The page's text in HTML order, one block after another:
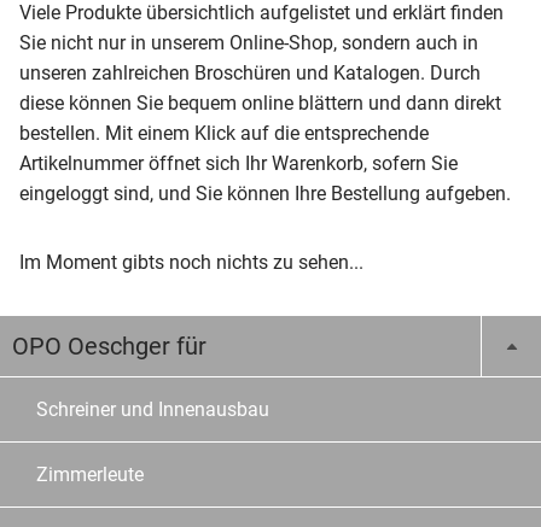
Viele Produkte übersichtlich aufgelistet und erklärt finden
Sie nicht nur in unserem Online-Shop, sondern auch in
unseren zahlreichen Broschüren und Katalogen. Durch
diese können Sie bequem online blättern und dann direkt
bestellen. Mit einem Klick auf die entsprechende
Artikelnummer öffnet sich Ihr Warenkorb, sofern Sie
eingeloggt sind, und Sie können Ihre Bestellung aufgeben.
Im Moment gibts noch nichts zu sehen...
OPO Oeschger für
Schreiner und Innenausbau
Zimmerleute